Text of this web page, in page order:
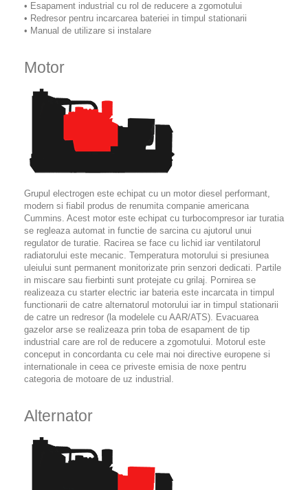
• Esapament industrial cu rol de reducere a zgomotului
• Redresor pentru incarcarea bateriei in timpul stationarii
• Manual de utilizare si instalare
Motor
Grupul electrogen este echipat cu un motor diesel performant,
modern si fiabil produs de renumita companie americana
Cummins. Acest motor este echipat cu turbocompresor iar turatia
se regleaza automat in functie de sarcina cu ajutorul unui
regulator de turatie. Racirea se face cu lichid iar ventilatorul
radiatorului este mecanic. Temperatura motorului si presiunea
uleiului sunt permanent monitorizate prin senzori dedicati. Partile
in miscare sau fierbinti sunt protejate cu grilaj. Pornirea se
realizeaza cu starter electric iar bateria este incarcata in timpul
functionarii de catre alternatorul motorului iar in timpul stationarii
de catre un redresor (la modelele cu AAR/ATS). Evacuarea
gazelor arse se realizeaza prin toba de esapament de tip
industrial care are rol de reducere a zgomotului. Motorul este
conceput in concordanta cu cele mai noi directive europene si
internationale in ceea ce priveste emisia de noxe pentru
categoria de motoare de uz industrial.
Alternator